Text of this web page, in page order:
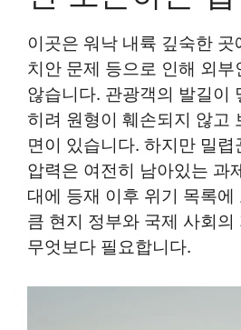
이곳은 워낙 내륙 깊숙한 곳
치안 문제 등으로 인해 외부
않습니다. 관광객의 발길이
히려 원형이 훼손되지 않고
면이 있습니다. 하지만 밀
압력은 여전히 남아있는 과
대에 등재 이후 위기 목록
큼 현지 정부와 국제 사회
무엇보다 필요합니다.